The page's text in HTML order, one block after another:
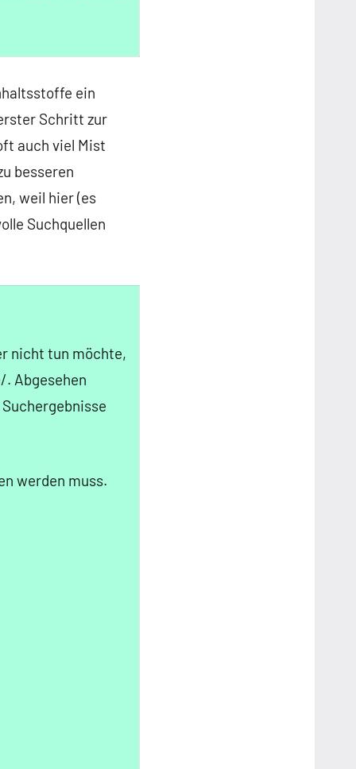
ein
Schritt zur
auch viel Mist
besseren
weil hier (es
Suchquellen
nicht tun möchte,
. Abgesehen
werden muss.